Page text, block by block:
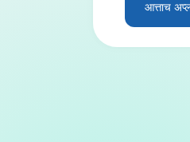
आत्ताच